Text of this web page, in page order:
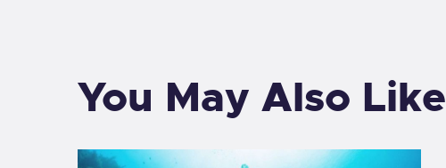
You May Also Like